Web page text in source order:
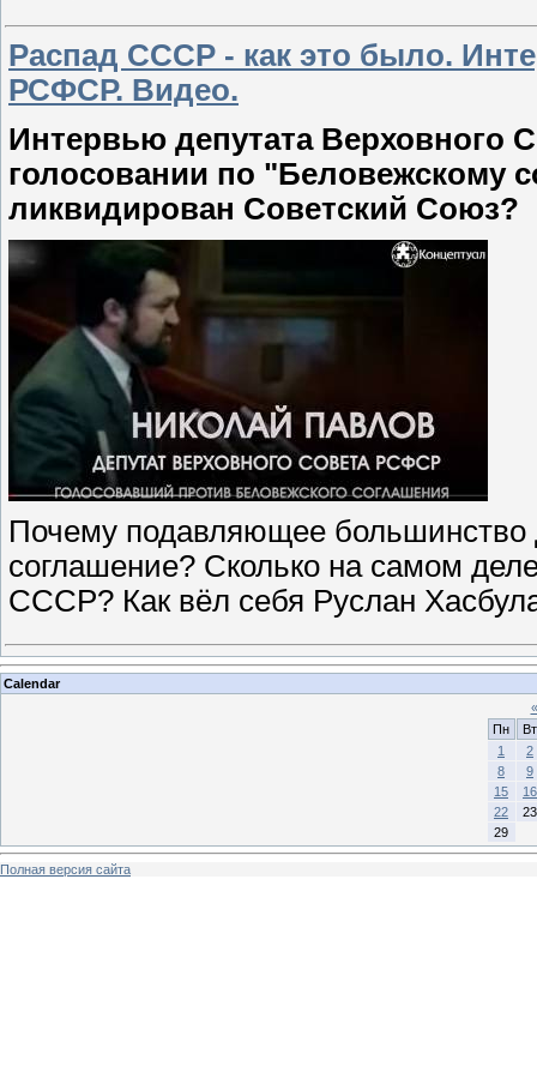
Распад СССР - как это было.
РСФСР. Видео.
Интервью депутата Верховного
голосовании по "Беловежскому
ликвидирован Советский Союз?
Почему подавляющее большинство
соглашение? Сколько на самом
СССР? Как вёл себя Руслан
Calendar
«
Пн
Вт
1
2
8
9
15
16
22
23
29
Полная версия сайта